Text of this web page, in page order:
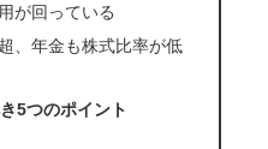
が回っている
、年金も株式比率が低
5つのポイント